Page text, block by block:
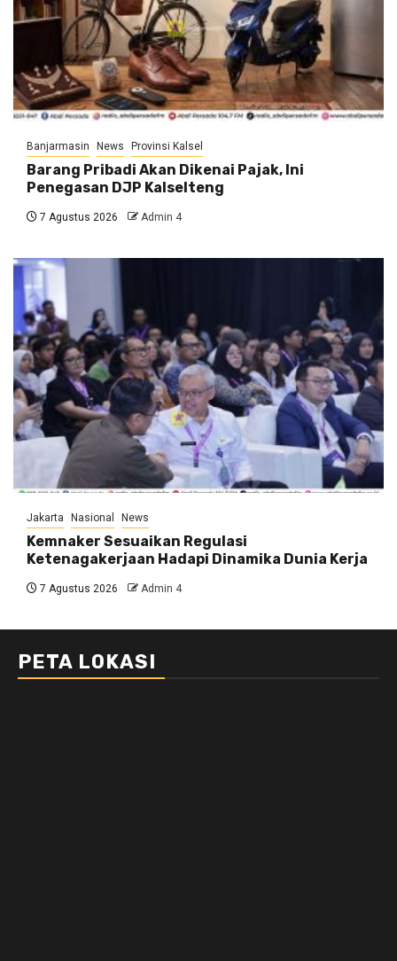
Banjarmasin News Provinsi Kalsel
Barang Pribadi Akan Dikenai Pajak, Ini
Penegasan DJP Kalselteng
7 Agustus 2026 Admin 4
Jakarta Nasional News
Kemnaker Sesuaikan Regulasi
Ketenagakerjaan Hadapi Dinamika Dunia Kerja
7 Agustus 2026 Admin 4
PETA LOKASI